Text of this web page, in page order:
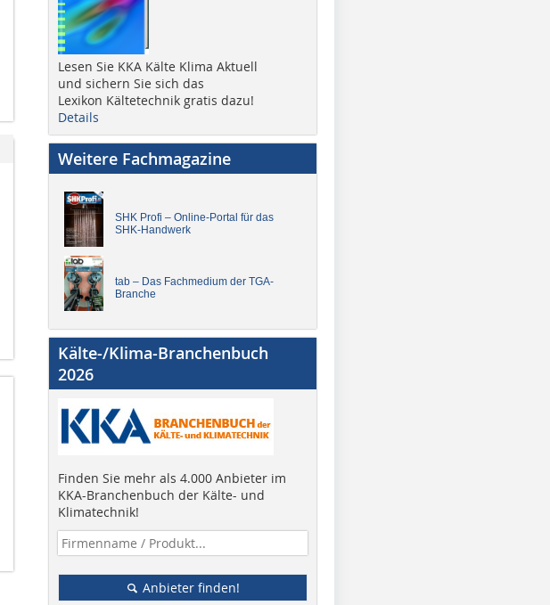
Lesen Sie KKA Kälte Klima Aktuell
und sichern Sie sich das
Lexikon Kältetechnik gratis dazu!
Details
Weitere Fachmagazine
SHK Profi – Online-Portal für das
SHK-Handwerk
tab – Das Fachmedium der TGA-
Branche
Kälte-/Klima-Branchenbuch
2026
Finden Sie mehr als 4.000 Anbieter im
KKA-Branchenbuch der Kälte- und
Klimatechnik!
Anbieter finden!